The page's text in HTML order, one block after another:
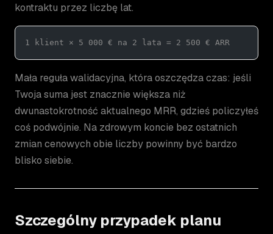
kontraktu przez liczbę lat.
1 klient × 5 000 € na 2 lata = 2 500 € ARR
Mała reguła walidacyjna, która oszczędza czas: jeśli
Twoja suma jest znacznie większa niż
dwunastokrotność aktualnego MRR, gdzieś policzyłeś
coś podwójnie. Na zdrowym koncie bez ostatnich
zmian cenowych obie liczby powinny być bardzo
blisko siebie.
Szczególny przypadek planu